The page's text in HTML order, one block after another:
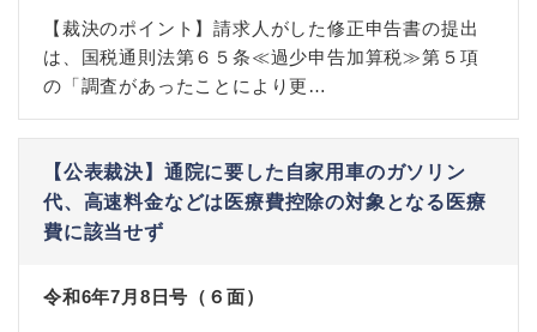
【裁決のポイント】請求人がした修正申告書の提出
は、国税通則法第６５条≪過少申告加算税≫第５項
の「調査があったことにより更…
【公表裁決】通院に要した自家用車のガソリン
代、高速料金などは医療費控除の対象となる医療
費に該当せず
令和6年7月8日号（６面）